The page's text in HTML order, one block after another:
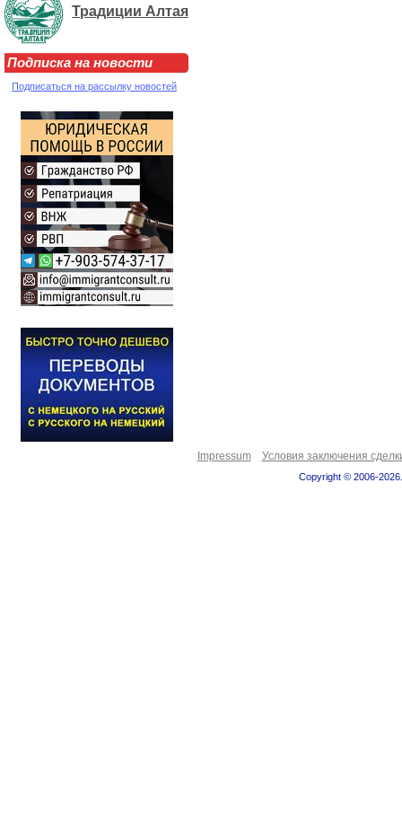
Традиции Алтая
Подписка на новости
Подписаться на рассылку новостей
Impressum Условия заключения
Copyright © 2006-